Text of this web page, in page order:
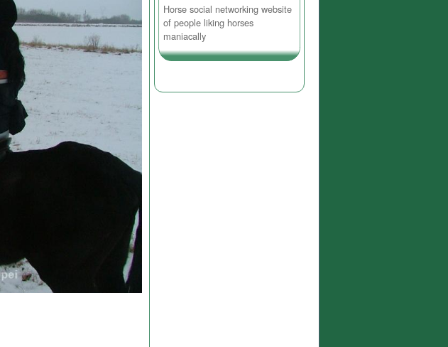
Horse social networking website
of people liking horses
maniacally